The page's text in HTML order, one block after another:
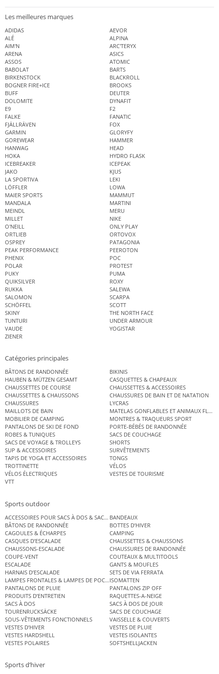
Les meilleures marques
ADIDAS
AEVOR
ALÉ
ALPINA
AIM'N
ARC'TERYX
ARENA
ASICS
ASSOS
ATOMIC
BABOLAT
BARTS
BIRKENSTOCK
BLACKROLL
BOGNER FIRE+ICE
BROOKS
BUFF
DEUTER
DOLOMITE
DYNAFIT
E9
F2
FALKE
FANATIC
FJÄLLRÄVEN
FOX
GARMIN
GLORYFY
GOREWEAR
HAMMER
HANWAG
HEAD
HOKA
HYDRO FLASK
ICEBREAKER
ICEPEAK
JAKO
KJUS
LA SPORTIVA
LEKI
LÖFFLER
LOWA
MAIER SPORTS
MAMMUT
MANDALA
MARTINI
MEINDL
MERU
MILLET
NIKE
O'NEILL
ONLY PLAY
ORTLIEB
ORTOVOX
OSPREY
PATAGONIA
PEAK PERFORMANCE
PEEROTON
PHENIX
POC
POLAR
PROTEST
PUKY
PUMA
QUIKSILVER
ROXY
RUKKA
SALEWA
SALOMON
SCARPA
SCHÖFFEL
SCOTT
SKINY
THE NORTH FACE
TUNTURI
UNDER ARMOUR
VAUDE
YOGISTAR
ZIENER
Catégories principales
BÂTONS DE RANDONNÉE
BIKINIS
HAUBEN & MÜTZEN GESAMT
CASQUETTES & CHAPEAUX
CHAUSSETTES DE COURSE
CHAUSSETTES & ACCESSOIRES
CHAUSSETTES & CHAUSSONS
CHAUSSURES DE BAIN ET DE NATATION
CHAUSSURES
LYCRAS
MAILLOTS DE BAIN
MATELAS GONFLABLES ET ANIMAUX
MOBILIER DE CAMPING
MONTRES & TRAQUEURS SPORT
PANTALONS DE SKI DE FOND
PORTE-BÉBÉS DE RANDONNÉE
ROBES & TUNIQUES
SACS DE COUCHAGE
SACS DE VOYAGE & TROLLEYS
SHORTS
SUP & ACCESSOIRES
SURVÊTEMENTS
TAPIS DE YOGA ET ACCESSOIRES
TONGS
TROTTINETTE
VÉLOS
VÉLOS ÉLECTRIQUES
VESTES DE TOURISME
VTT
Sports outdoor
ACCESSOIRES POUR SACS À DOS & SACS ÉTANCHES
BANDEAUX
BÂTONS DE RANDONNÉE
BOTTES D’HIVER
CAGOULES & ÉCHARPES
CAMPING
CASQUES D’ESCALADE
CHAUSSETTES & CHAUSSONS
CHAUSSONS-ESCALADE
CHAUSSURES DE RANDONNÉE
COUPE-VENT
COUTEAUX & MULTITOOLS
ESCALADE
GANTS & MOUFLES
HARNAIS D’ESCALADE
SETS DE VIA FERRATA
LAMPES FRONTALES & LAMPES DE POCHEISOMATTEN
PANTALONS DE PLUIE
PANTALONS ZIP OFF
PRODUITS D’ENTRETIEN
RAQUETTES-A-NEIGE
SACS À DOS
SACS À DOS DE JOUR
TOURENRUCKSÄCKE
SACS DE COUCHAGE
SOUS-VÊTEMENTS FONCTIONNELS
VAISSELLE & COUVERTS
VESTES D’HIVER
VESTES DE PLUIE
VESTES HARDSHELL
VESTES ISOLANTES
VESTES POLAIRES
SOFTSHELLJACKEN
Sports d’hiver